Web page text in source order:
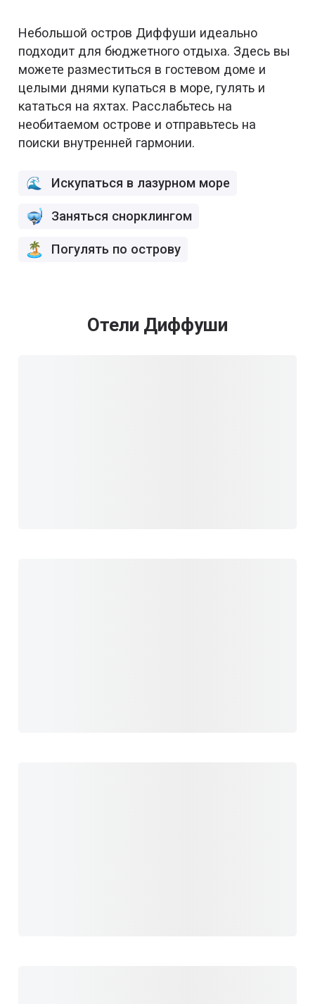
Небольшой остров Диффуши идеально
подходит для бюджетного отдыха. Здесь вы
можете разместиться в гостевом доме и
целыми днями купаться в море, гулять и
кататься на яхтах. Расслабьтесь на
необитаемом острове и отправьтесь на
поиски внутренней гармонии.
Искупаться в лазурном море
Заняться снорклингом
Погулять по острову
Отели Диффуши